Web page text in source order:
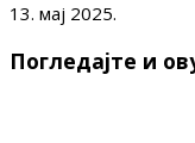
13. мај 2025.
Погледајте и